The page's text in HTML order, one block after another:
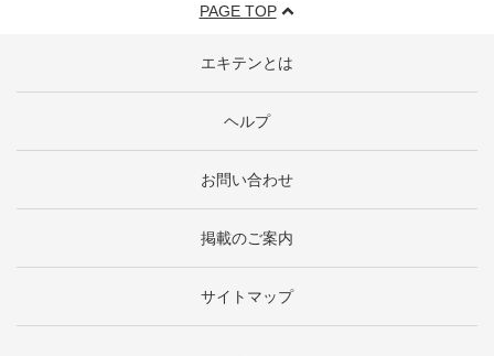
PAGE TOP
エキテンとは
ヘルプ
お問い合わせ
掲載のご案内
サイトマップ